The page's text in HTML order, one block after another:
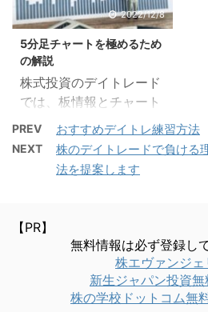
2022/12/8
5分足チャートを極めるため
の解説
株式投資のデイトレード
では、板情報とチャート
情報は2大情報とも言え
るくらい多くの人が使っ
ているはずです。特にチ
ャートは様々な形に名前
く見られています。 ま
た、分足チャートと言っ
ても1分足チャート、3分
足チャート、5分足チャ
ート、15分足チャートな
PREV おすすめデイトレ練習方法
NEXT
株のデイトレードで負ける
法を提案します
【PR】
無料情報は必ず登録し
株エヴァンジェ
新生ジャパン投資
株の学校ドットコム無